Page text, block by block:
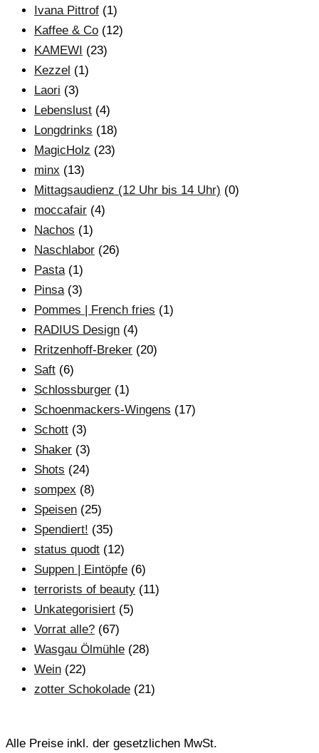
Ivana Pittrof (1)
Kaffee & Co (12)
KAMEWI (23)
Kezzel (1)
Laori (3)
Lebenslust (4)
Longdrinks (18)
MagicHolz (23)
minx (13)
Mittagsaudienz (12 Uhr bis 14 Uhr) (0)
moccafair (4)
Nachos (1)
Naschlabor (26)
Pasta (1)
Pinsa (3)
Pommes | French fries (1)
RADIUS Design (4)
Rritzenhoff-Breker (20)
Saft (6)
Schlossburger (1)
Schoenmackers-Wingens (17)
Schott (3)
Shaker (3)
Shots (24)
sompex (8)
Speisen (25)
Spendiert! (35)
status quodt (12)
Suppen | Eintöpfe (6)
terrorists of beauty (11)
Unkategorisiert (5)
Vorrat alle? (67)
Wasgau Ölmühle (28)
Wein (22)
zotter Schokolade (21)
Alle Preise inkl. der gesetzlichen MwSt.